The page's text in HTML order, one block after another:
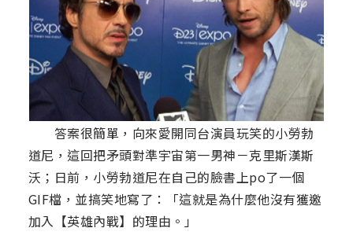
答案很簡單，向來愛開同台演員玩笑的小勞勃
道尼，這回把矛頭對準宇宙第一男神－克里斯漢斯
沃；日前，小勞勃道尼在自己的臉書上po了一個
GIF檔，並搞笑地寫了：「這就是為什麼他沒有獲邀
加入【英雄內戰】的理由。」